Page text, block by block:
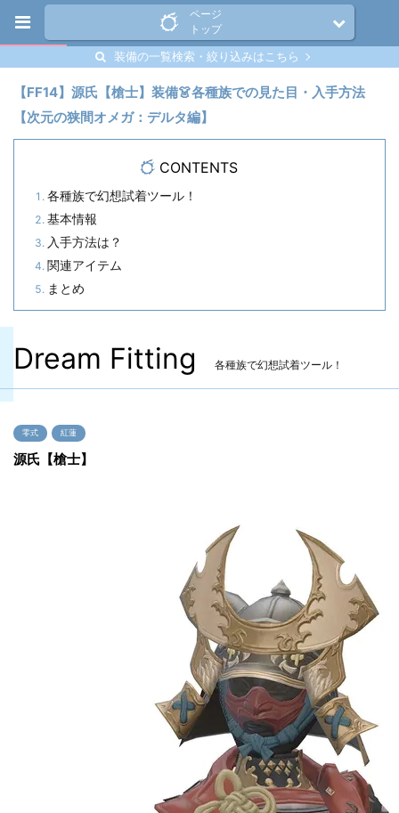
ページ
トップ
装備の一覧検索・絞り込みはこちら
【FF14】源氏【槍士】装備👗各種族での見た目・入手方法
【次元の狭間オメガ：デルタ編】
CONTENTS
各種族で幻想試着ツール！
基本情報
入手方法は？
関連アイテム
まとめ
Dream Fitting 各種族で幻想試着ツール！
零式 紅蓮
源氏【槍士】